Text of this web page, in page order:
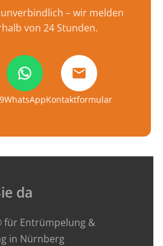
– wir melden
von 24 Stunden.
WhatsAppKontaktformular
da
für Entrümpelung &
in Nürnberg